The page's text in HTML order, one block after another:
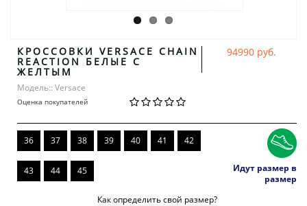
КРОССОВКИ VERSACE CHAIN
REACTION БЕЛЫЕ С
ЖЕЛТЫМ
Модель:: Versace
Оценка покупателей
94990 руб.
36 37 38 39 40 41 42
43 44 45
Идут размер в
размер
Как определить свой размер?